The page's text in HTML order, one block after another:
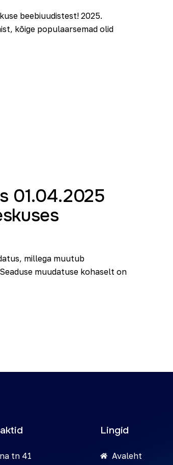
beebiuudistest! 2025.
kõige populaarsemad olid
01.04.2025
millega muutub
muudatuse kohaselt on
tn 41
Lingid
Avaleht